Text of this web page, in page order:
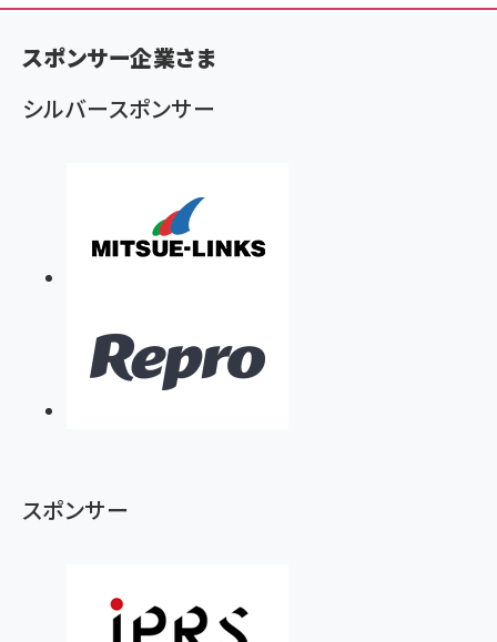
く
ず
スポンサー企業さま
シルバースポンサー
スポンサー